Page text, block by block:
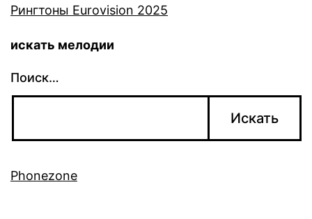
Рингтоны Eurovision 2025
искать мелодии
Поиск…
Phonezone